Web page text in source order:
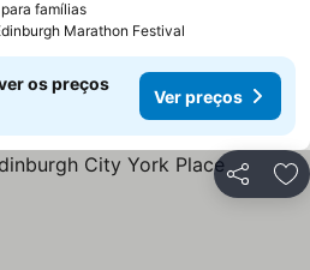
famílias
Marathon Festival
os preços
Ver preços
Partilhar